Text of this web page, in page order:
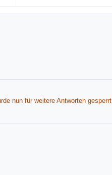
nun für weitere Antworten gesperrt.